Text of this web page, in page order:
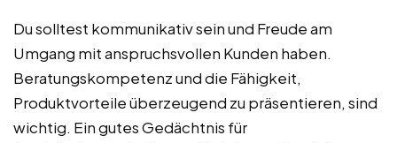
Du solltest kommunikativ sein und Freude am
Umgang mit anspruchsvollen Kunden haben.
Beratungskompetenz und die Fähigkeit,
Produktvorteile überzeugend zu präsentieren, sind
wichtig. Ein gutes Gedächtnis für